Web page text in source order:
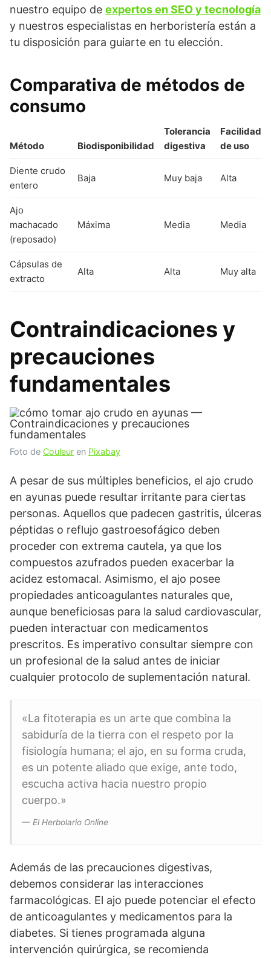
nuestro equipo de expertos en SEO y tecnología
y nuestros especialistas en herboristería están a
tu disposición para guiarte en tu elección.
Comparativa de métodos de
consumo
Método Biodisponibilidad
Tolerancia
digestiva
Facilidad
de uso
Diente crudo
entero
Baja Muy baja Alta
Ajo
machacado
(reposado)
Máxima Media Media
Cápsulas de
extracto
Alta Alta Muy alta
Contraindicaciones y
precauciones
fundamentales
Foto de Couleur en Pixabay
A pesar de sus múltiples beneficios, el ajo crudo
en ayunas puede resultar irritante para ciertas
personas. Aquellos que padecen gastritis, úlceras
péptidas o reflujo gastroesofágico deben
proceder con extrema cautela, ya que los
compuestos azufrados pueden exacerbar la
acidez estomacal. Asimismo, el ajo posee
propiedades anticoagulantes naturales que,
aunque beneficiosas para la salud cardiovascular,
pueden interactuar con medicamentos
prescritos. Es imperativo consultar siempre con
un profesional de la salud antes de iniciar
cualquier protocolo de suplementación natural.
«La fitoterapia es un arte que combina la
sabiduría de la tierra con el respeto por la
fisiología humana; el ajo, en su forma cruda,
es un potente aliado que exige, ante todo,
escucha activa hacia nuestro propio
cuerpo.»
— El Herbolario Online
Además de las precauciones digestivas,
debemos considerar las interacciones
farmacológicas. El ajo puede potenciar el efecto
de anticoagulantes y medicamentos para la
diabetes. Si tienes programada alguna
intervención quirúrgica, se recomienda